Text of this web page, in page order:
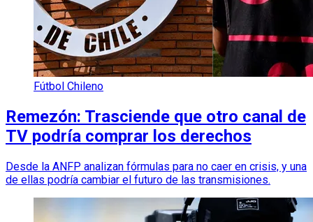
Fútbol Chileno
Remezón: Trasciende que otro canal de
TV podría comprar los derechos
Desde la ANFP analizan fórmulas para no caer en crisis, y una
de ellas podría cambiar el futuro de las transmisiones.